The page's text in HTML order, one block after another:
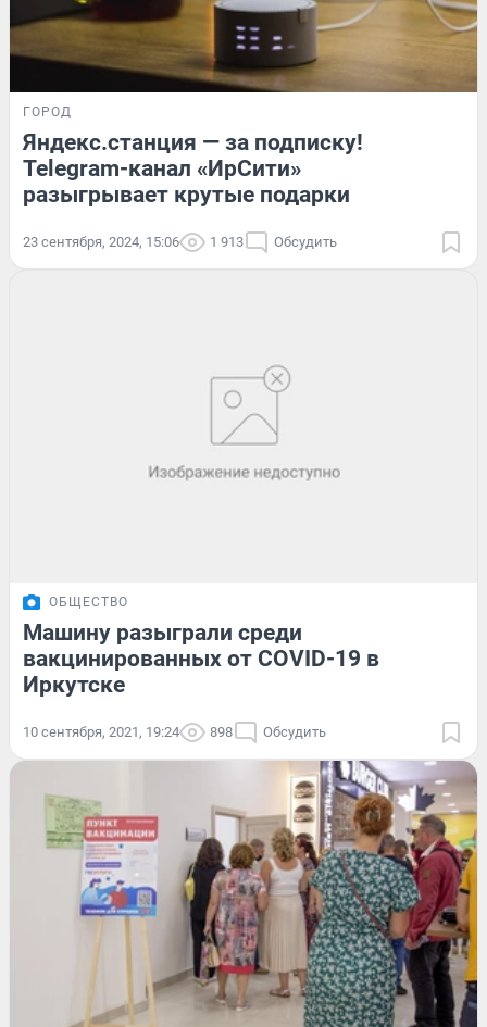
ГОРОД
Яндекс.станция — за подписку!
Telegram-канал «ИрСити»
разыгрывает крутые подарки
23 сентября, 2024, 15:06 1 913 Обсудить
ОБЩЕСТВО
Машину разыграли среди
вакцинированных от COVID-19 в
Иркутске
10 сентября, 2021, 19:24 898 Обсудить